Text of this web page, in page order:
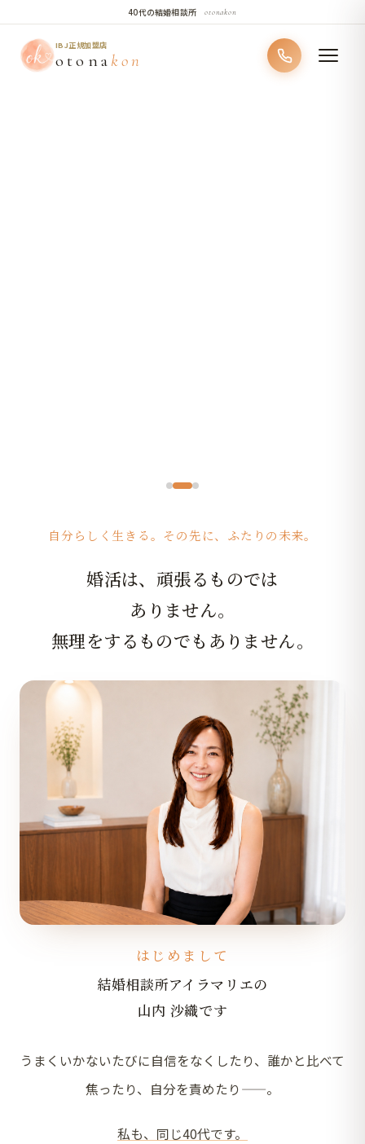
40代の結婚相談所otonakon
IBJ正規加盟店
otona kon
大人には、
方
自分らしく生きる。その先に、ふたりの未来。
婚活は、頑張るものでは
ありません。
無理をするものでもありません。
はじめまして
結婚相談所アイラマリエの
山内 沙織です
うまくいかないたびに自信をなくしたり、誰かと比べて
焦ったり、自分を責めたり——。
私も、同じ40代です。